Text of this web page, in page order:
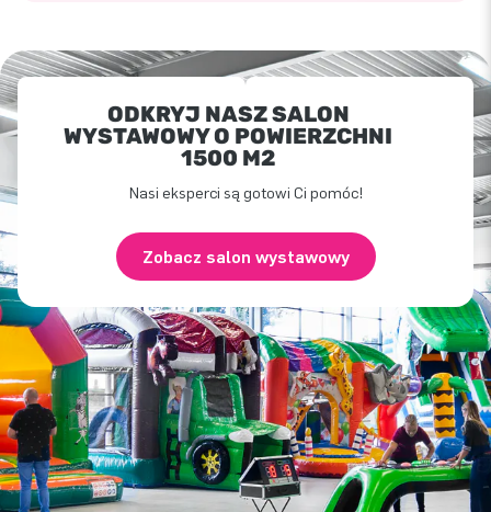
ODKRYJ NASZ SALON
WYSTAWOWY O POWIERZCHNI
1500 M2
Nasi eksperci są gotowi Ci pomóc!
Zobacz salon wystawowy